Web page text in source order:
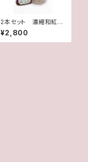
2本セット 濃縮和紅茶
ティーシロップ
¥2,800